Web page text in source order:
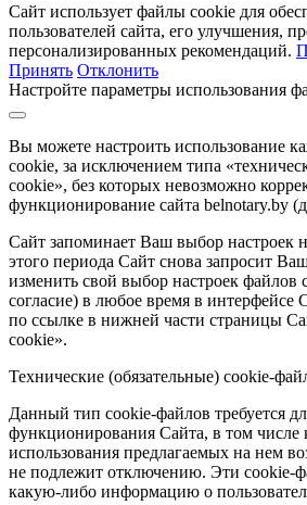
Сайт использует файлы cookie для
пользователей сайта, его улучшения,
персонализированных рекомендаций.
Принять Отклонить
Настройте параметры использования
Вы можете настроить использование
cookie, за исключением типа
cookie», без которых невозможно
функционирование сайта belnotary.by
Сайт запоминает Ваш выбор настроек
этого периода Сайт снова запросит
изменить свой выбор настроек файлов
согласие) в любое время в интерфейсе
по ссылке в нижней части страницы
cookie».
Технические (обязательные) cookie-
Данный тип cookie-файлов требуется
функционирования Сайта, в том числе
использования предлагаемых на нем
не подлежит отключению. Эти cookie-
какую-либо информацию о